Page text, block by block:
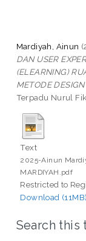
Mardiyah, Ainun
DAN USER
(ELEARNING)
METODE
Terpadu Nurul
Text
2025-Ainun
MARDIYAH.pdf
Restricted to
Download (11MB)
Search